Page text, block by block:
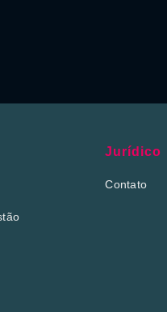
Jurídico
Contato